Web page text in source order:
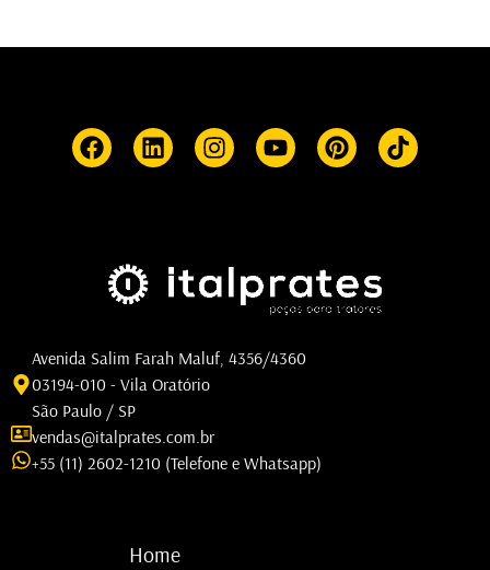
Avenida Salim Farah Maluf, 4356/4360
03194-010 - Vila Oratório
São Paulo / SP
vendas@italprates.com.br
+55 (11) 2602-1210 (Telefone e Whatsapp)
Home